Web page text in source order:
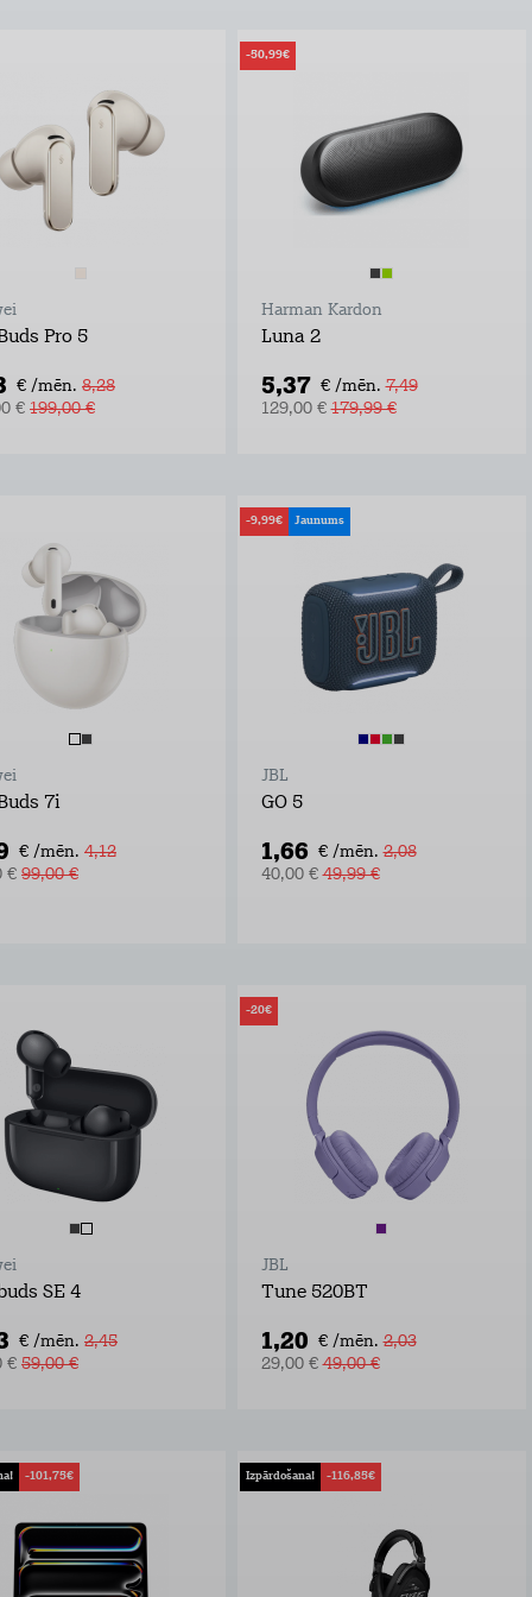
Pro 5
€ /mēn. 8,28
€ 199,00 €
-50,99€
Harman Kardon
Luna 2
5,37 € /mēn. 7,49
129,00 €179,99 €
7i
€ /mēn. 4,12
€ 99,00 €
-9,99€ Jaunums
JBL
GO 5
1,66 € /mēn. 2,08
40,00 €49,99 €
SE 4
€ /mēn. 2,45
€ 59,00 €
-20€
JBL
Tune 520BT
1,20 € /mēn. 2,03
29,00 €49,00 €
-101,75€ Izpārdošana! -116,85€